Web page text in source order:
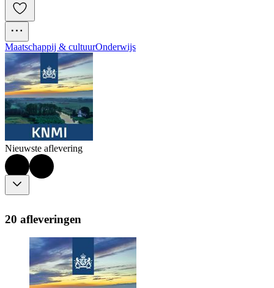
Maatschappij & cultuurOnderwijs
Nieuwste aflevering
20 afleveringen